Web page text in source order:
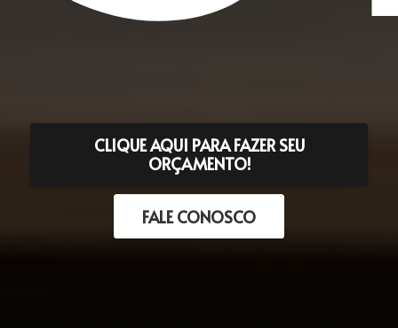
CLIQUE AQUI PARA FAZER SEU
ORÇAMENTO!
FALE CONOSCO